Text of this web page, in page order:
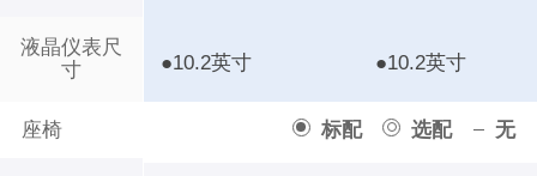
液晶仪表尺
寸
座椅 标配 选配 无
●10.2英寸 ●10.2英寸